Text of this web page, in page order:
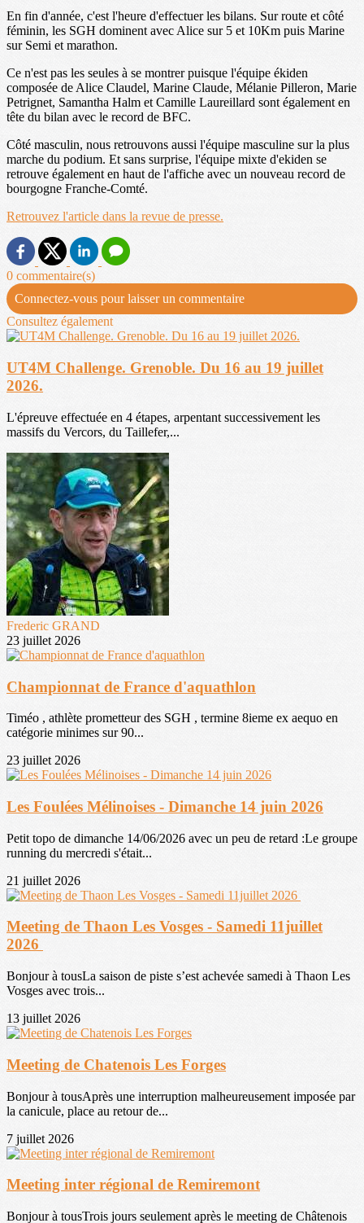
En fin d'année, c'est l'heure d'effectuer les bilans. Sur route et côté
féminin, les SGH dominent avec Alice sur 5 et 10Km puis Marine
sur Semi et marathon.
Ce n'est pas les seules à se montrer puisque l'équipe ékiden
composée de Alice Claudel, Marine Claude, Mélanie Pilleron, Marie
Petrignet, Samantha Halm et Camille Laureillard sont également en
tête du bilan avec le record de BFC.
Côté masculin, nous retrouvons aussi l'équipe masculine sur la plus
marche du podium. Et sans surprise, l'équipe mixte d'ekiden se
retrouve également en haut de l'affiche avec un nouveau record de
bourgogne Franche-Comté.
Retrouvez l'article dans la revue de presse.
0 commentaire(s)
Connectez-vous pour laisser un commentaire
Consultez également
UT4M Challenge. Grenoble. Du 16 au 19 juillet
2026.
L'épreuve effectuée en 4 étapes, arpentant successivement les
massifs du Vercors, du Taillefer,...
Frederic GRAND
23 juillet 2026
Championnat de France d'aquathlon
Timéo , athlète prometteur des SGH , termine 8ieme ex aequo en
catégorie minimes sur 90...
23 juillet 2026
Les Foulées Mélinoises - Dimanche 14 juin 2026
Petit topo de dimanche 14/06/2026 avec un peu de retard :Le groupe
running du mercredi s'était...
21 juillet 2026
Meeting de Thaon Les Vosges - Samedi 11juillet
2026
Bonjour à tousLa saison de piste s’est achevée samedi à Thaon Les
Vosges avec trois...
13 juillet 2026
Meeting de Chatenois Les Forges
Bonjour à tousAprès une interruption malheureusement imposée par
la canicule, place au retour de...
7 juillet 2026
Meeting inter régional de Remiremont
Bonjour à tousTrois jours seulement après le meeting de Châtenois